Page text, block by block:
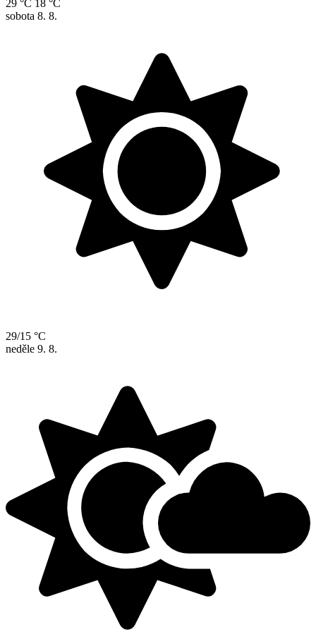
29 °C 18 °C
sobota 8. 8.
29/15 °C
neděle 9. 8.